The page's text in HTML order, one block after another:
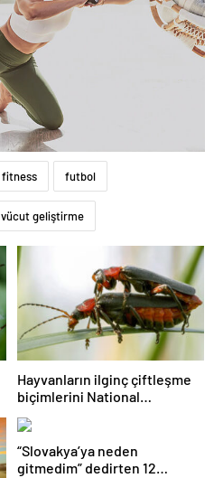
fitness futbol
vücut geliştirme
Hayvanların ilginç çiftleşme
biçimlerini National
Geographic görüntüledi.
“Slovakya’ya neden
gitmedim” dedirten 12